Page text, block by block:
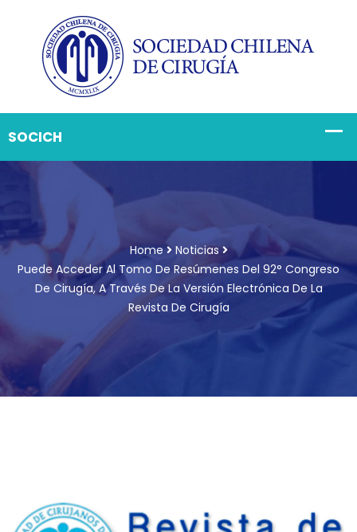
Home
Noticias
Puede Acceder Al Tomo De Resúmenes Del 92° Congreso
De Cirugía, A Través De La Versión Electrónica De La
Revista De Cirugía